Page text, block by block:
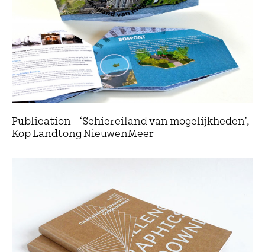
Publication – ‘Schiereiland van mogelijkheden’,
Kop Landtong NieuwenMeer